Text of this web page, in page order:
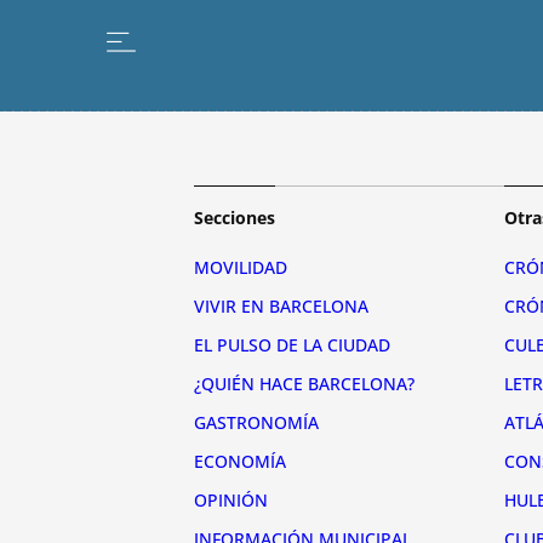
Secciones
MOVILIDAD
VIVIR EN BARCELONA
EL PULSO DE LA CIUDAD
¿QUIÉN HACE BARCELONA?
GASTRONOMÍA
ECONOMÍA
OPINIÓN